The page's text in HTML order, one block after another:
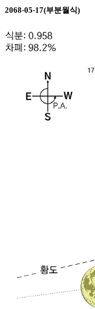
2068-05-17(부분월식)